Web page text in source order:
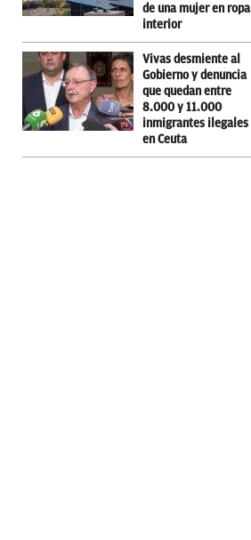
de una mujer en ropa
interior
Vivas desmiente al
Gobierno y denuncia
que quedan entre
8.000 y 11.000
inmigrantes ilegales
en Ceuta